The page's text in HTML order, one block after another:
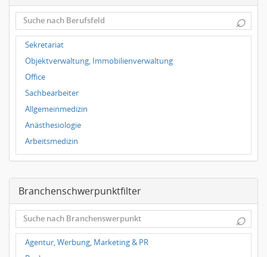
Dortmund
Wuppertal
Hallbergmoos
Würzburg
Grünwald
Ulm
Bielefeld
Hannover
Duisburg
⌕
Sekretariat
Objektverwaltung, Immobilienverwaltung
Office
Sachbearbeiter
Allgemeinmedizin
Anästhesiologie
Arbeitsmedizin
Augenheilkunde
Frauenheilkunde, Geburtshilfe
Hals-Nasen-Ohrenheilkunde
Hautkrankheiten, Geschlechtskrankheiten
Hygienemedizin, Umweltmedizin
Innere Medizin
Branchenschwerpunktfilter
⌕
Agentur, Werbung, Marketing & PR